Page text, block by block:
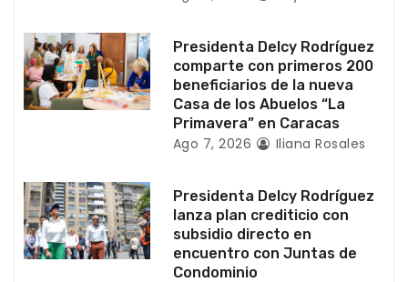
t
r
a
a
s
Presidenta Delcy Rodríguez
comparte con primeros 200
beneficiarios de la nueva
Casa de los Abuelos “La
Primavera” en Caracas
Ago 7, 2026 Iliana Rosales
Presidenta Delcy Rodríguez
lanza plan crediticio con
subsidio directo en
encuentro con Juntas de
Condominio